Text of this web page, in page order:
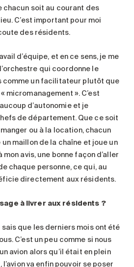
chacun soit au courant des
C’est important pour moi
des résidents.
d’équipe, et en ce sens, je me
qui coordonne le
comme un facilitateur plutôt que
micromanagement ». C’est
d’autonomie et je
de département. Que ce soit
ou à la location, chacun
maillon de la chaîne et joue un
mon avis, une bonne façon d’aller
chaque personne, ce qui, au
directement aux résidents.
à livrer aux résidents ?
sais que les derniers mois ont été
C’est un peu comme si nous
avion alors qu’il était en plein
va enfin pouvoir se poser